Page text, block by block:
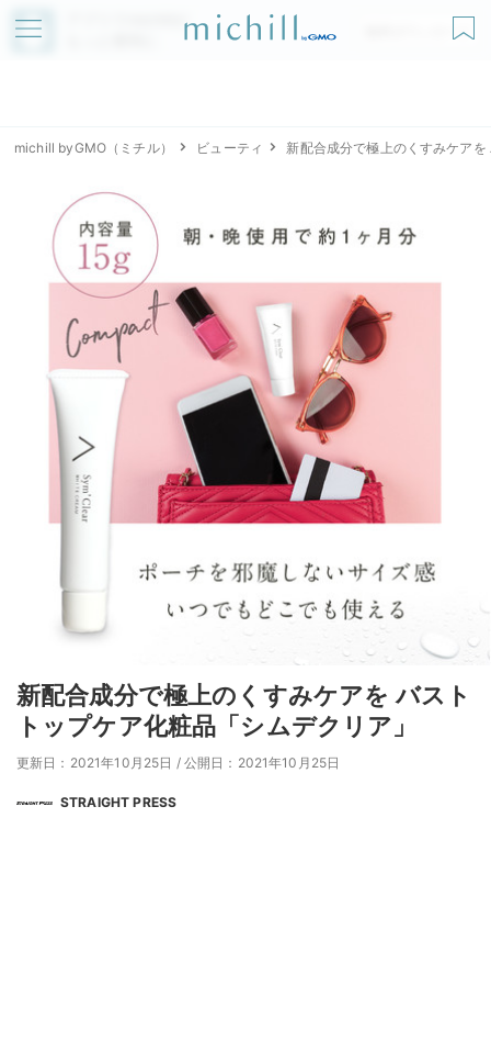
アプリでmichillが
無料ダウンロード
michill byGMO（ミチル） ビューティ 新配合成分で極上のくすみケア
新配合成分で極上のくすみケアを バスト
トップケア化粧品「シムデクリア」
更新日：2021年10月25日 / 公開日：2021年10月25日
STRAIGHT PRESS